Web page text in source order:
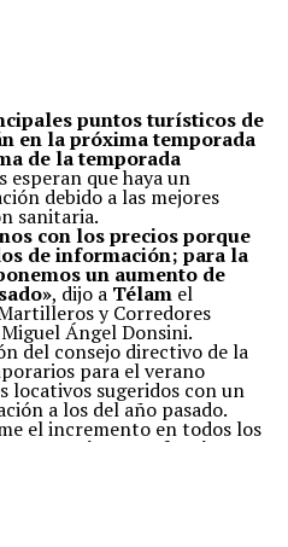
puntos turísticos de
en la próxima temporada
de la temporada
esperan que haya un
debido a las mejores
sanitaria.
con los precios porque
de información; para la
un aumento de
, dijo a Télam el
y Corredores
Ángel Donsini.
del consejo directivo de la
para el verano
locativos sugeridos con un
a los del año pasado.
el incremento en todos los
previsto por la cámara
ser una referencia
de los principales destinos
que eligen veranear en el